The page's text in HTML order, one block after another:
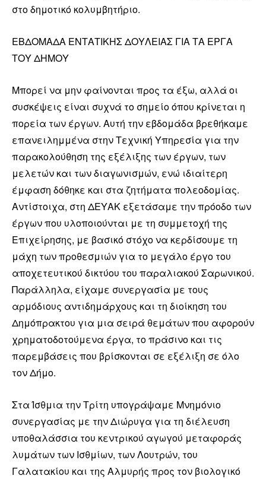
στο δημοτικό κολυμβητήριο.
ΕΒΔΟΜΑΔΑ ΕΝΤΑΤΙΚΗΣ ΔΟΥΛΕΙΑΣ ΓΙΑ ΤΑ ΕΡΓΑ
ΤΟΥ ΔΗΜΟΥ
Μπορεί να μην φαίνονται προς τα έξω, αλλά οι
συσκέψεις είναι συχνά το σημείο όπου κρίνεται η
πορεία των έργων. Αυτή την εβδομάδα βρεθήκαμε
επανειλημμένα στην Τεχνική Υπηρεσία για την
παρακολούθηση της εξέλιξης των έργων, των
μελετών και των διαγωνισμών, ενώ ιδιαίτερη
έμφαση δόθηκε και στα ζητήματα πολεοδομίας.
Αντίστοιχα, στη ΔΕΥΑΚ εξετάσαμε την πρόοδο των
έργων που υλοποιούνται με τη συμμετοχή της
Επιχείρησης, με βασικό στόχο να κερδίσουμε τη
μάχη των προθεσμιών για το μεγάλο έργο του
αποχετευτικού δικτύου του παραλιακού Σαρωνικού.
Παράλληλα, είχαμε συνεργασία με τους
αρμόδιους αντιδημάρχους και τη διοίκηση του
Δημόπρακτου για μια σειρά θεμάτων που αφορούν
χρηματοδοτούμενα έργα, το πράσινο και τις
παρεμβάσεις που βρίσκονται σε εξέλιξη σε όλο
τον Δήμο.
Στα Ίσθμια την Τρίτη υπογράψαμε Μνημόνιο
συνεργασίας με την Διώρυγα για τη διέλευση
υποθαλάσσια του κεντρικού αγωγού μεταφοράς
λυμάτων των Ισθμίων, των Λουτρών, του
Γαλατακίου και της Αλμυρής προς τον βιολογικό